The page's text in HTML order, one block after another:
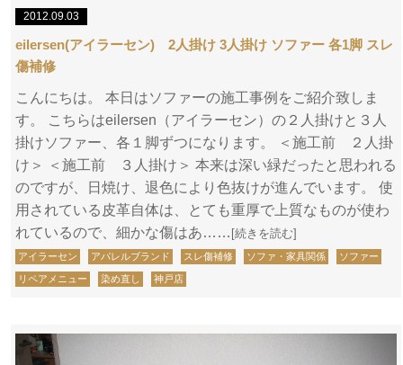
2012.09.03
eilersen(アイラーセン) 2人掛け 3人掛け ソファー 各1脚 スレ
傷補修
こんにちは。 本日はソファーの施工事例をご紹介致しま
す。 こちらはeilersen（アイラーセン）の２人掛けと３人
掛けソファー、各１脚ずつになります。 ＜施工前 ２人掛
け＞ ＜施工前 ３人掛け＞ 本来は深い緑だったと思われる
のですが、日焼け、退色により色抜けが進んでいます。 使
用されている皮革自体は、とても重厚で上質なものが使わ
れているので、細かな傷はあ…… [続きを読む]
アイラーセン アパレルブランド スレ傷補修 ソファ・家具関係 ソファー
リペアメニュー 染め直し 神戸店